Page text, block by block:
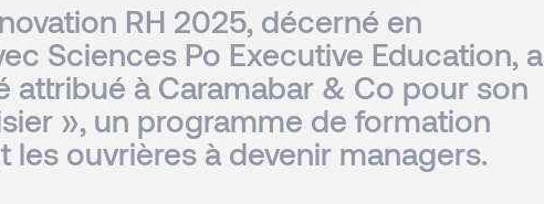
RH 2025, décerné en
Sciences Po Executive Education, a
attribué à Caramabar & Co pour son
», un programme de formation
les ouvrières à devenir managers.